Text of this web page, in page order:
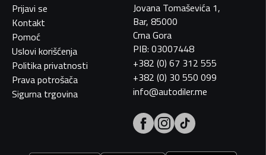
Prijavi se
Kontakt
Pomoć
Uslovi korišćenja
Politika privatnosti
Prava potrošača
Sigurna trgovina
Jovana Tomaševića 1,
Bar, 85000
Crna Gora
PIB: 03007448
+382 (0) 67 312 555
+382 (0) 30 550 099
info@autodiler.me